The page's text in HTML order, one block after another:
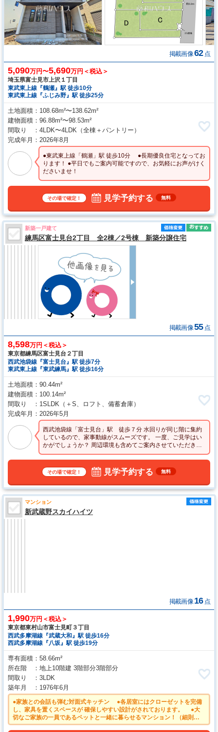
掲載画像62 点
5,090万円〜5,690万円＜税込＞
埼玉県富士見市上沢１丁目
東武東上線『鶴瀬』駅 徒歩10分
東武東上線『ふじみ野』駅 徒歩25分
土地面積
108.68m²〜138.62m²
建物面積
96.88m²〜98.53m²
間取り
4LDK〜4LDK （全棟＋パントリー）
完成年月
2026年8月
●東武東上線「鶴瀬」駅 徒歩10分 ●長期優良住宅となってお
ります！ ●平日でもご案内可能ですので、お気軽にお声がけく
ださいませ！
その場で確定！ 見学予約する 無料
新築一戸建て
練馬区富士見台2丁目 全2棟／2号棟 新築分譲住宅
掲載画像55 点
8,598万円＜税込＞
東京都練馬区富士見台２丁目
西武池袋線『富士見台』駅 徒歩7分
東武東上線『東武練馬』駅 徒歩16分
土地面積
90.44m²
建物面積
100.14m²
間取り
1SLDK （＋S、ロフト、備蓄倉庫）
完成年月
2026年5月
西武池袋線「富士見台」駅 徒歩７分 水回りが同じ階に集約
しているので、家事動線がスムーズです。 一度、ご見学はい
かがでしょうか？ 周辺環境も含めてご案内させていただきま
す。
その場で確定！ 見学予約する 無料
マンション
新武蔵野スカイハイツ
掲載画像 16 点
1,990万円＜税込＞
東京都東村山市富士見町３丁目
西武多摩湖線『武蔵大和』駅 徒歩16分
西武多摩湖線『八坂』駅 徒歩19分
専有面積
58.66m²
所在階
地上10階建 3階部分3階部分
間取り
3LDK
築年月
1976年6月
●家族との会話も弾む対面式キッチン ●各居室にはクローゼットを完備
し、家具を置くスペースが 確保しやすい設計がされております。 ●大
切なご家族の一員であるペットと一緒に暮らせるマンション！（細則
有） ●2026年6月リノベーション完了済み ・キッチン、浴室、洗面